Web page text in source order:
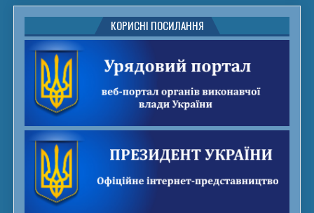
КОРИСНІ ПОСИЛАННЯ